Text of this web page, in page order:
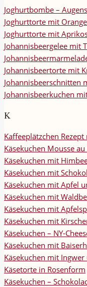
Joghurtbombe –
Joghurttorte mit
Joghurttorte mit
Johannisbeergelee mit
Johannisbeertorte mit
Johannisbeerschnitten
Johannisbeerkuchen
K
Kaffeeplätzchen
Käsekuchen Mousse
Käsekuchen mit
Käsekuchen mit
Käsekuchen mit Apfel
Käsekuchen mit
Käsekuchen mit
Käsekuchen mit
Käsekuchen – NY-
Käsekuchen mit
Käsekuchen mit
Käsetorte in Rosenform
Käsekuchen –